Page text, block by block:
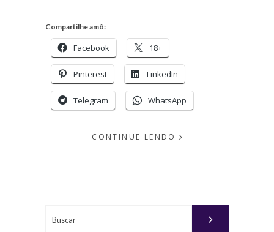
Compartilhe amô:
Facebook 18+
Pinterest LinkedIn
Telegram WhatsApp
CONTINUE LENDO
PUBLICADO